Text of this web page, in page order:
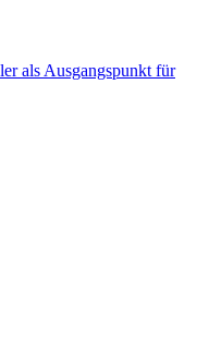
als Ausgangspunkt für